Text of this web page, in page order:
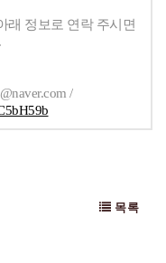
래 정보로 연락 주시면
/
목록